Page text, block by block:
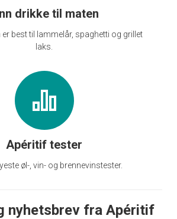
drikke til maten
best til lammelår, spaghetti og grillet
laks.
Apéritif tester
øl-, vin- og brennevinstester.
nyhetsbrev fra Apéritif